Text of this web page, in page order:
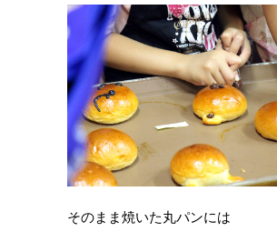
そのまま焼いた丸パンには